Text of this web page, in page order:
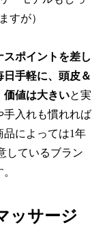
すが）
ポイントを差し
手軽に、頭皮＆
価値は大きいと実
手入れも慣れれば
品によっては1年
しているブラン
ッサージ